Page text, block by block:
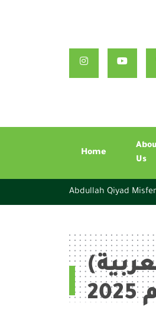
Home
Us
Abdullah Qiyad
(العربية) احتفال مستشفى طبرجل العام في يوم